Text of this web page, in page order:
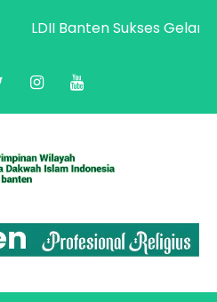
LDII Banten Sukses Gelar